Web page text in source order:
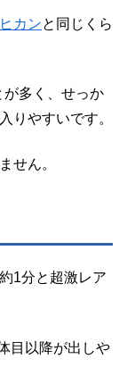
カンと同じくら
多く、せっか
りやすいです。
せん。
1分と超激レア
目以降が出しや